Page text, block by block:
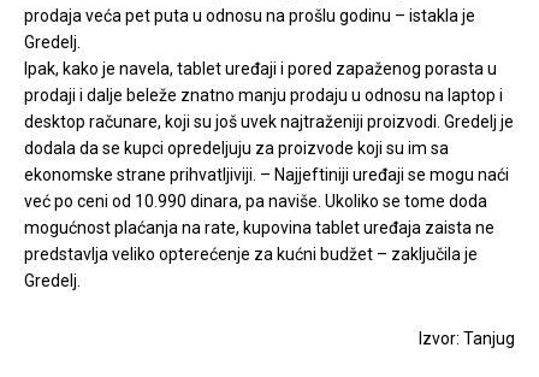
prodaja veća pet puta u odnosu na prošlu godinu – istakla je
Gredelj.
Ipak, kako je navela, tablet uređaji i pored zapaženog porasta u
prodaji i dalje beleže znatno manju prodaju u odnosu na laptop i
desktop računare, koji su još uvek najtraženiji proizvodi. Gredelj je
dodala da se kupci opredeljuju za proizvode koji su im sa
ekonomske strane prihvatljiviji. – Najjeftiniji uređaji se mogu naći
već po ceni od 10.990 dinara, pa naviše. Ukoliko se tome doda
mogućnost plaćanja na rate, kupovina tablet uređaja zaista ne
predstavlja veliko opterećenje za kućni budžet – zaključila je
Gredelj.
Izvor: Tanjug